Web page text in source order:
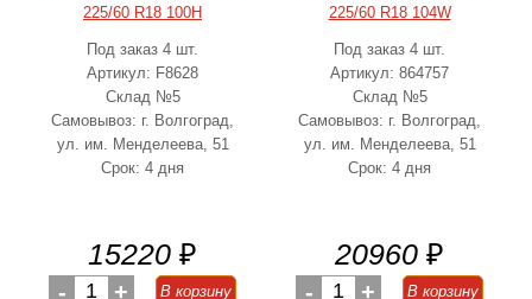
225/60 R18 100H
Под заказ 4 шт.
Артикул: F8628
Склад №5
Самовывоз: г. Волгоград,
ул. им. Менделеева, 51
Срок: 4 дня
15220 ₽
- 1 + В корзину
225/60 R18 104W
Под заказ 4 шт.
Артикул: 864757
Склад №5
Самовывоз: г. Волгоград,
ул. им. Менделеева, 51
Срок: 4 дня
20960 ₽
- 1 + В корзину